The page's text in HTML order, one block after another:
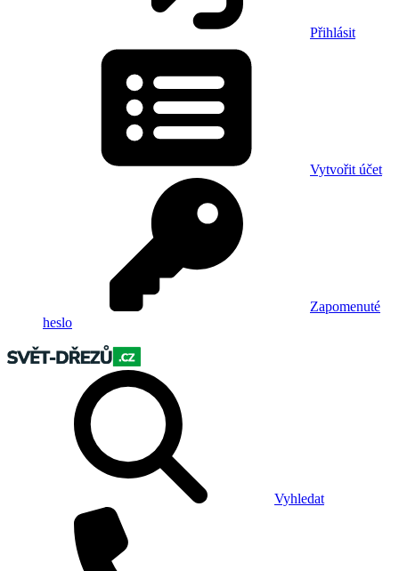
Přihlásit
Vytvořit účet
Zapomenuté
heslo
Vyhledat